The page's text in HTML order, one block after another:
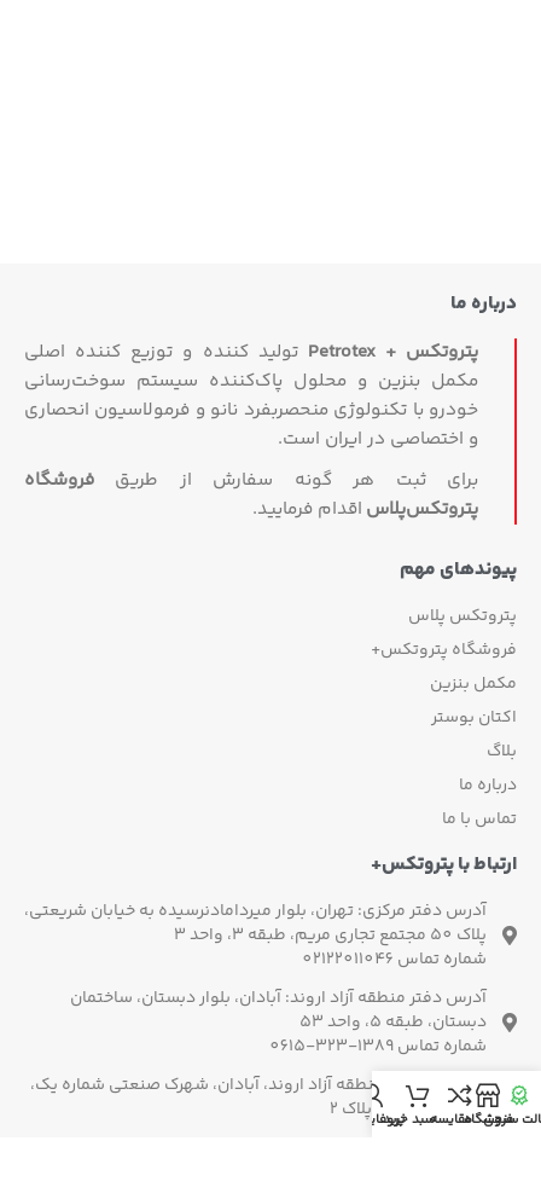
درباره ما
پتروتکس + Petrotex
تولید کننده و توزیع کننده اصلی
مکمل بنزین و محلول پاک‌کننده سیستم سوخت‌رسانی
خودرو با تکنولوژی منحصربفرد نانو و فرمولاسیون انحصاری
و اختصاصی در ایران است.
برای ثبت هر گونه سفارش از طریق فروشگاه
پتروتکس‏‌پلاس اقدام فرمایید.
پیوندهای مهم
پتروتکس پلاس
فروشگاه پتروتکس+
مکمل بنزین
اکتان بوستر
بلاگ
درباره ما
تماس با ما
ارتباط با پتروتکس+
آدرس دفتر مرکزی: تهران، بلوار میردامادنرسیده به خیابان شریعتی،
پلاک 50 مجتمع تجاری مریم، طبقه 3، واحد 3
شماره تماس 02122011046
آدرس دفتر منطقه آزاد اروند: آبادان، بلوار دبستان، ساختمان
دبستان، طبقه 5، واحد 53
شماره تماس 1389-323-0615
آدرس کارخانه: منطقه آزاد اروند، آبادان، شهرک صنعتی شماره یک،
خیابان صنعت 2، پلاک 2سنجی
فروشگاهمقایسهسبد خریدپروفایل من